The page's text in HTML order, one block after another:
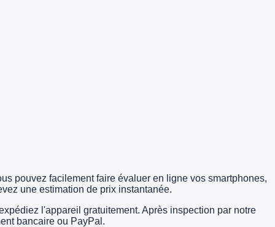
pouvez facilement faire évaluer en ligne vos smartphones,
une estimation de prix instantanée.
l'appareil gratuitement. Après inspection par notre
bancaire ou PayPal.